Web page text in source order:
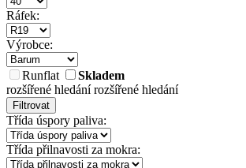
Ráfek:
Výrobce:
Runflat
Skladem
rozšířené hledánírozšířené hledání
Filtrovat
Třída úspory paliva:
Třída přilnavosti za mokra: